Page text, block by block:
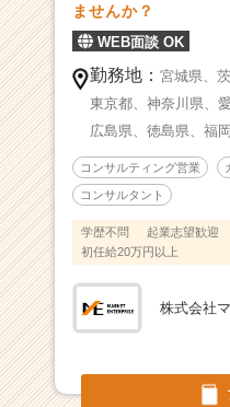
上
で、
若
手
か
裁
を
て
し
ませんか？
WEB面談 OK
勤務地： 宮城県、
東京都、 神奈川県、
広島県、 徳島県、 福
コンサルティング営業
コンサルタント
学歴不問 起業志望歓迎
初任給20万円以上
株式会社